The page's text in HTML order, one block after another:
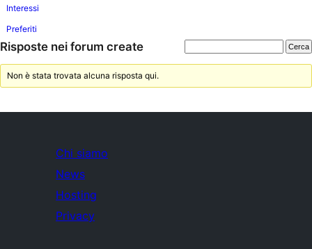
Interessi
Preferiti
Risposte nei forum create
Non è stata trovata alcuna risposta qui.
Chi siamo
News
Hosting
Privacy